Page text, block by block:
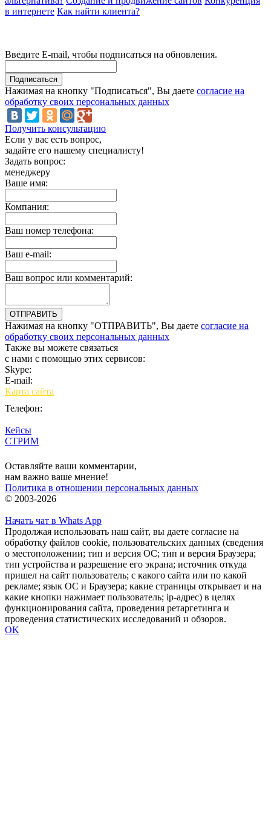
в интернете Как найти клиента?
Введите E-mail, чтобы подписаться на обновления.
Нажимая на кнопку "Подписаться", Вы даете согласие на
обработку своих персональных данных
Получить консультацию
Если у вас есть вопрос,
задайте его нашему специалисту!
Задать вопрос:
менеджеру
Ваше имя:
Компания:
Ваш номер телефона:
Ваш e-mail:
Ваш вопрос или комментарий:
Нажимая на кнопку "ОТПРАВИТЬ", Вы даете согласие на
обработку своих персональных данных
Также вы можете связаться
с нами с помощью этих сервисов:
Skype:
E-mail:
Карта сайта
Телефон:
Кейсы
СТРИМ
Оставляйте ваши комментарии,
нам важно ваше мнение!
Политика в отношении персональных данных
© 2003-2026
Начать чат в Whats App
Продолжая использовать наш сайт, вы даете согласие на
обработку файлов cookie, пользовательских данных (сведения
о местоположении; тип и версия ОС; тип и версия Браузера;
тип устройства и разрешение его экрана; источник откуда
пришел на сайт пользователь; с какого сайта или по какой
рекламе; язык ОС и Браузера; какие страницы открывает и на
какие кнопки нажимает пользователь; ip-адрес) в целях
функционирования сайта, проведения ретаргетинга и
проведения статистических исследований и обзоров.
OK